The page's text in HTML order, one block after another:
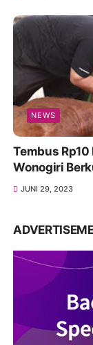
NEWS
Tembus Rp10
Wonogiri
JUNI 29, 2023